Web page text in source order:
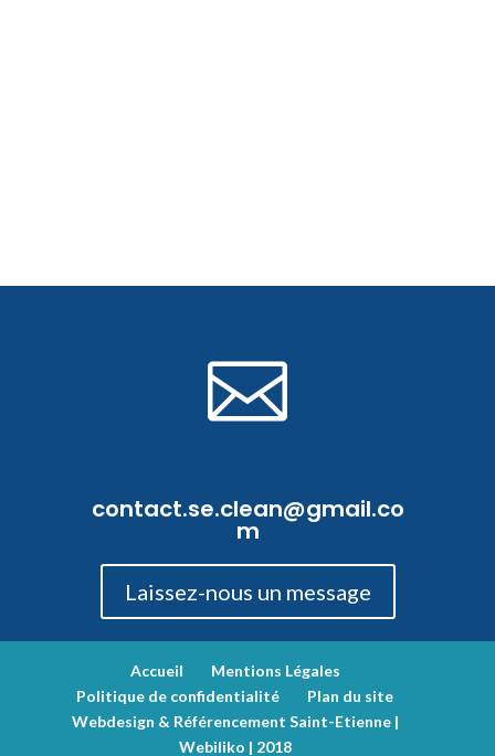

contact.se.clean@gmail.co
m
Laissez-nous un message
Accueil
Mentions Légales
Politique de confidentialité
Plan du site
Webdesign & Référencement Saint-Etienne |
Webiliko | 2018